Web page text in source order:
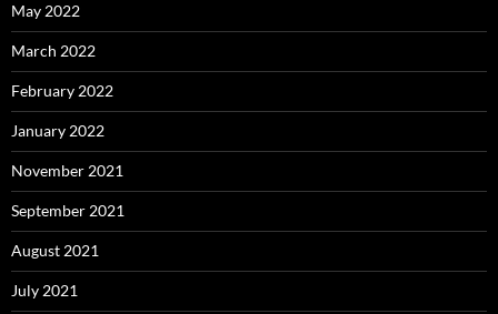
May 2022
March 2022
February 2022
January 2022
November 2021
September 2021
August 2021
July 2021